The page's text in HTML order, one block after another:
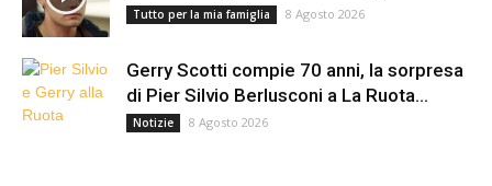
Tutto per la mia famiglia 8 Agosto 2026
Gerry Scotti compie 70 anni, la sorpresa
di Pier Silvio Berlusconi a La Ruota...
Notizie 8 Agosto 2026